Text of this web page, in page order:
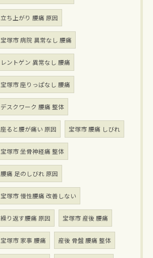
立ち上がり 腰痛 原因
宝塚市 病院 異常なし 腰痛
レントゲン 異常なし 腰痛
宝塚市 座りっぱなし 腰痛
デスクワーク 腰痛 整体
座ると腰が痛い 原因 宝塚市 腰痛 しびれ
宝塚市 坐骨神経痛 整体
腰痛 足のしびれ 原因
宝塚市 慢性腰痛 改善しない
繰り返す腰痛 原因 宝塚市 産後 腰痛
宝塚市 家事 腰痛 産後 骨盤 腰痛 整体